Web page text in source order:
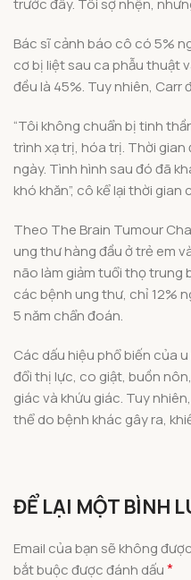
trước đây. Tôi sợ nhện,
Bác sĩ cảnh báo cô có 5%
cơ bị liệt sau ca phẫu thuật
đều là 45%. Tuy nhiên, Carr
“Tôi không chuẩn bị tinh
trình xạ trị, hóa trị. Thời
ngày. Tình hình sau đó đã
khó khăn”, cô kể lại thời gian
Theo The Brain Tumour
ung thư hàng đầu ở trẻ em
não làm giảm tuổi thọ trung
các bệnh ung thư, chỉ 12%
5 năm chẩn đoán.
Các dấu hiệu phổ biến của
đổi thị lực, co giật, buồn
giác và khứu giác. Tuy
thể do bệnh khác gây ra,
ĐỂ LẠI MỘT BÌNH
Email của bạn sẽ không
bắt buộc được đánh dấu*